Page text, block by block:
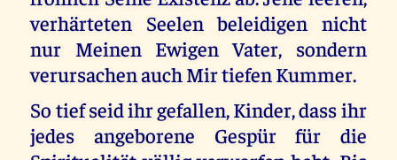
verhärteten Seelen beleidigen nicht
nur Meinen Ewigen Vater, sondern
verursachen auch Mir tiefen Kummer.
So tief seid ihr gefallen, Kinder, dass ihr
jedes angeborene Gespür für die